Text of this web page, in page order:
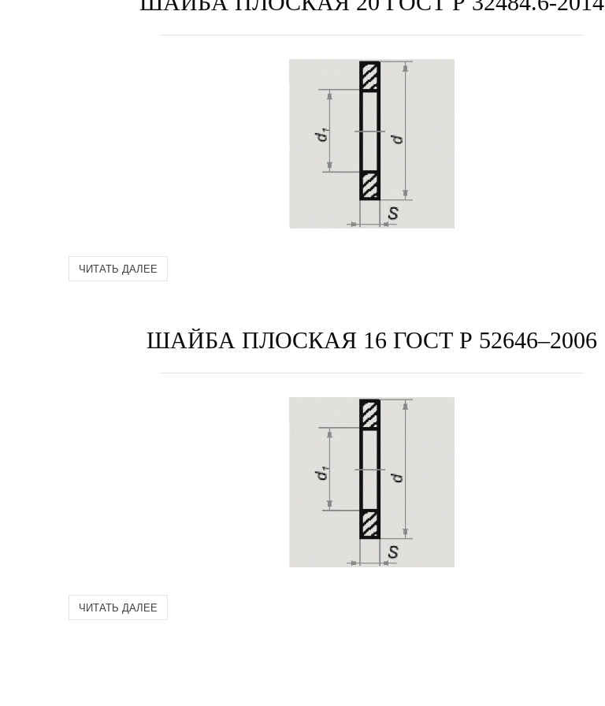
ЧИТАТЬ ДАЛЕЕ
ШАЙБА ПЛОСКАЯ 16 ГОСТ Р 52646–2006
ЧИТАТЬ ДАЛЕЕ